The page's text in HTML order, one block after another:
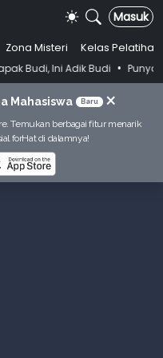
Masuk
Zona Misteri
Kelas Pelatihan
Budi • Punya Tujuan
Mahasiswa Baru ×
Temukan berbagai fitur menarik
forHat di dalamnya!